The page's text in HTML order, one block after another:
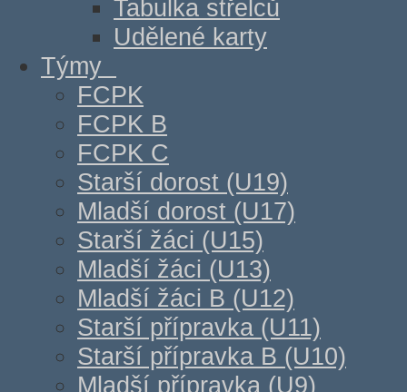
Tabulka střelců
Udělené karty
Týmy
FCPK
FCPK B
FCPK C
Starší dorost (U19)
Mladší dorost (U17)
Starší žáci (U15)
Mladší žáci (U13)
Mladší žáci B (U12)
Starší přípravka (U11)
Starší přípravka B (U10)
Mladší přípravka (U9)